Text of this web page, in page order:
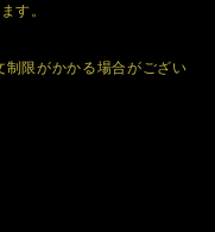
す。
制限がかかる場合がござい